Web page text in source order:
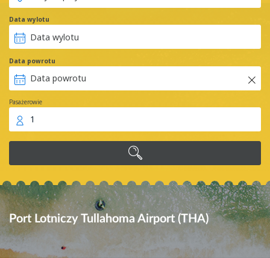
Data wylotu
Data powrotu
Pasażerowie
1
Port Lotniczy Tullahoma Airport (THA)